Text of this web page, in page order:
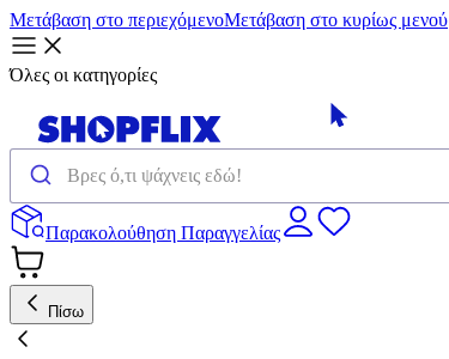
Μετάβαση στο περιεχόμενοΜετάβαση στο κυρίως μενού
Όλες οι κατηγορίες
Παρακολούθηση Παραγγελίας
Πίσω